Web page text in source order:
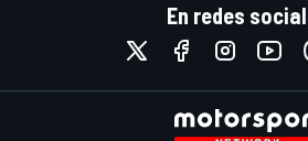
En redes